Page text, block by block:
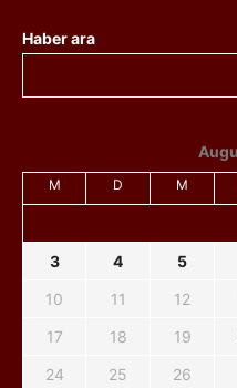
Haber ara
M D M
3
4 5
10
11 12
17
18 19
24
25 26